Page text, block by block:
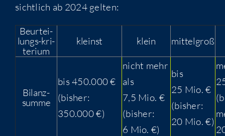
sicht­lich ab 2024 gelten:
Beur­tei­
lungs-kri­
te­ri­um
kleinst klein mit­tel­groß
Bilanz­
sum­me
bis 450.000 €
(bis­her:
350.000 €)
nicht mehr
als
7,5 Mio. €
(bis­her:
6 Mio. €)
bis
25 Mio. €
(bis­her:
20 Mio. €)